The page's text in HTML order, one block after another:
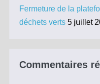
Fermeture de la
déchets verts 5 juillet
Commentaires